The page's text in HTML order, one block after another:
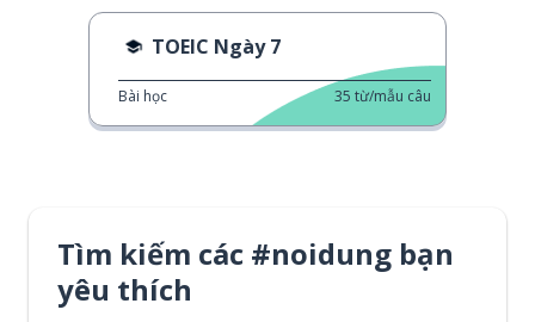
TOEIC Ngày 7
Bài học 35 từ/mẫu câu
Tìm kiếm các #noidung bạn
yêu thích